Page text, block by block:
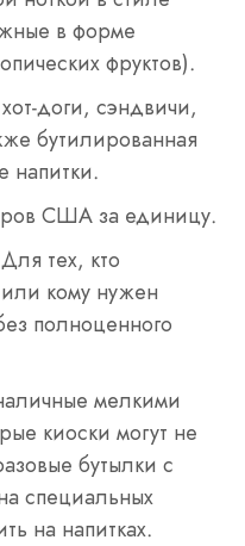
в форме
фруктов).
доги, сэндвичи,
бутилированная
напитки.
США за единицу.
Для тех, кто
или кому нужен
полноценного
мелкими
киоски могут не
бутылки с
специальных
на напитках.